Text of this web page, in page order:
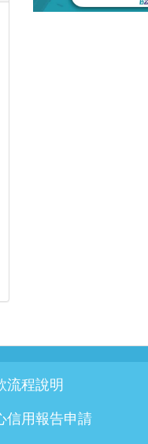
流程說明
信用報告申請